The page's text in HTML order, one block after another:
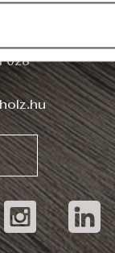
(Ipari park)
028